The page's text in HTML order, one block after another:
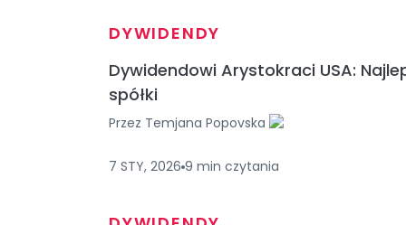
DYWIDENDY
Dywidendowi Arystokraci USA:
spółki
Przez Temjana Popovska
7 STY, 2026 9 min czytania